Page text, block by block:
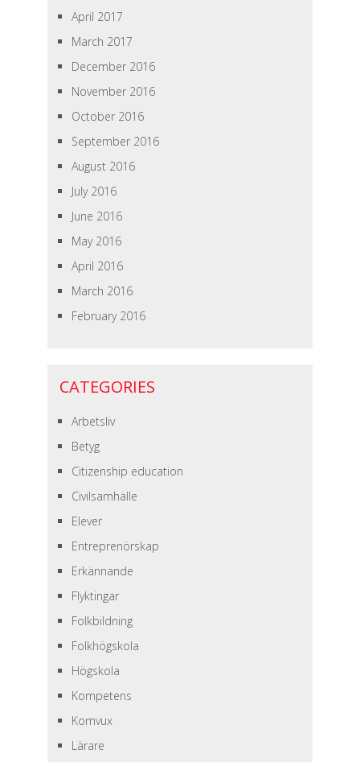
April 2017
March 2017
December 2016
November 2016
October 2016
September 2016
August 2016
July 2016
June 2016
May 2016
April 2016
March 2016
February 2016
CATEGORIES
Arbetsliv
Betyg
Citizenship education
Civilsamhälle
Elever
Entreprenörskap
Erkännande
Flyktingar
Folkbildning
Folkhögskola
Högskola
Kompetens
Komvux
Lärare